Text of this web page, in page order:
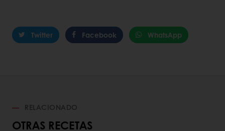
Twitter Facebook WhatsApp
RELACIONADO
OTRAS RECETAS